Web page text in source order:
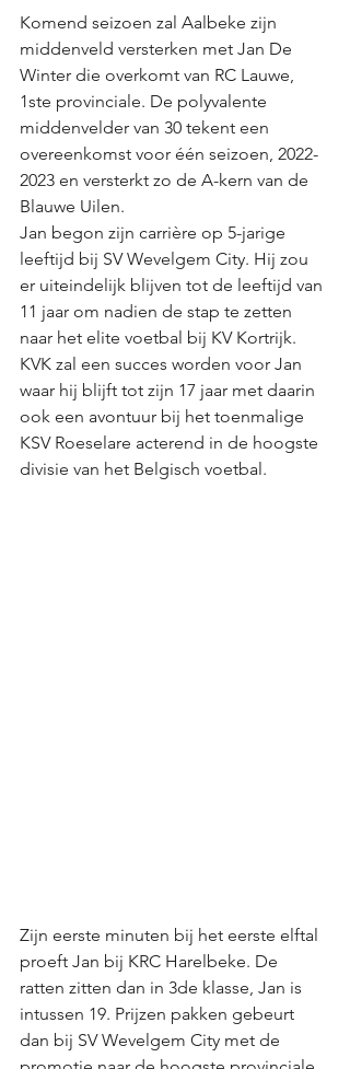
Komend seizoen zal Aalbeke zijn
middenveld versterken met Jan De
Winter die overkomt van RC Lauwe,
1ste provinciale. De polyvalente
middenvelder van 30 tekent een
overeenkomst voor één seizoen, 2022-
2023 en versterkt zo de A-kern van de
Blauwe Uilen.
Jan begon zijn carrière op 5-jarige
leeftijd bij SV Wevelgem City. Hij zou
er uiteindelijk blijven tot de leeftijd van
11 jaar om nadien de stap te zetten
naar het elite voetbal bij KV Kortrijk.
KVK zal een succes worden voor Jan
waar hij blijft tot zijn 17 jaar met daarin
ook een avontuur bij het toenmalige
KSV Roeselare acterend in de hoogste
divisie van het Belgisch voetbal.
Zijn eerste minuten bij het eerste elftal
proeft Jan bij KRC Harelbeke. De
ratten zitten dan in 3de klasse, Jan is
intussen 19. Prijzen pakken gebeurt
dan bij SV Wevelgem City met de